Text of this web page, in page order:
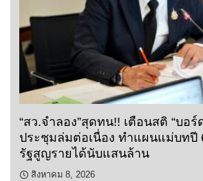
“สว.จำลอง”สุดทน!! เตือนสติ “บอร์
ประชุมล่มต่อเนื่อง ทำแผนแม่บทปี
รัฐสูญรายได้นับแสนล้าน
สิงหาคม 8, 2026